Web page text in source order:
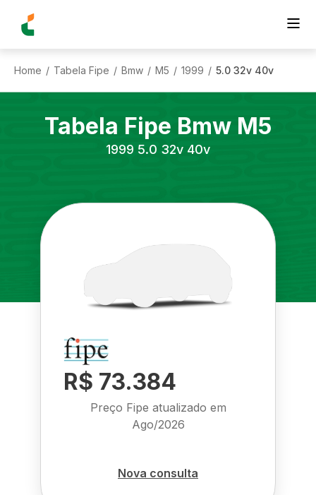
Home / Tabela Fipe / Bmw / M5 / 1999 / 5.0 32v 40v
Tabela Fipe Bmw M5
1999 5.0 32v 40v
R$ 73.384
Preço Fipe atualizado em
Ago/2026
Nova consulta